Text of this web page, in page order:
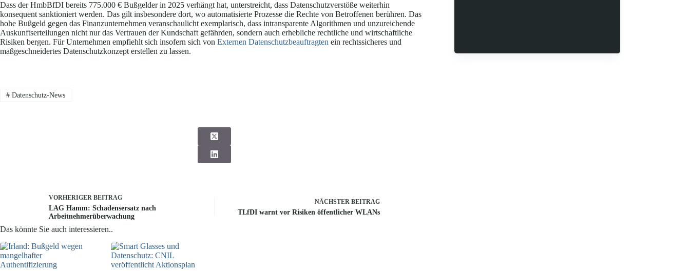
Dass der HmbBfDI bereits 775.000 € Bußgelder in 2025 verhängt hat, unterstreicht, dass Datenschutzverstöße weiterhin
konsequent sanktioniert werden. Das gilt insbesondere dort, wo automatisierte Prozesse die Rechte von Betroffenen berühren. Das
hohe Bußgeld gegen das Finanzunternehmen veranschaulicht exemplarisch, dass intransparente Algorithmen und unzureichende
Auskunftserteilungen nicht nur das Vertrauen der Kundschaft gefährden, sondern auch erhebliche rechtliche und wirtschaftliche
Risiken bergen. Für Unternehmen empfiehlt sich insofern sich von Externen Datenschutzbeauftragten ein rechtssicheres und
maßgeschneidertes Datenschutzkonzept erstellen zu lassen.
#Datenschutz-News
VORHERIGER BEITRAG
LAG Hamm: Schadensersatz nach
Arbeitnehmerüberwachung
NÄCHSTER BEITRAG
TLfDI warnt vor Risiken öffentlicher WLANs
Das könnte Sie auch interessieren..